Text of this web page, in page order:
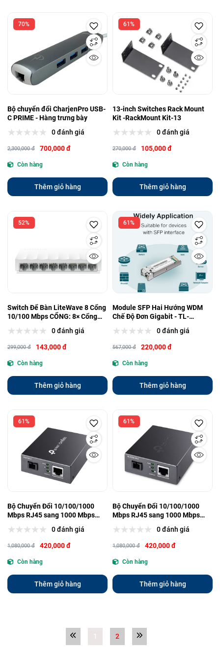
70%
Bộ chuyển đổi CharjenPro USB-
C PRIME - Hàng trưng bày
0 đánh giá
2,300,000 đ 700,000 đ
Còn hàng
Thêm giỏ hàng
61%
13-inch Switches Rack Mount
Kit -RackMount Kit-13
0 đánh giá
270,000 đ 105,000 đ
Còn hàng
Thêm giỏ hàng
52%
Switch Để Bàn LiteWave 8 Cổng
10/100 Mbps CỔNG: 8× Cổng
0 đánh giá
299,000 đ 143,000 đ
Còn hàng
Thêm giỏ hàng
61%
Module SFP Hai Hướng WDM
Chế Độ Đơn Gigabit - TL-
0 đánh giá
567,000 đ 220,000 đ
Còn hàng
Thêm giỏ hàng
61%
Bộ Chuyển Đổi 10/100/1000
Mbps RJ45 sang 1000 Mbps
TL-FC311B-200 đánh giá
1,080,000 đ 420,000 đ
Còn hàng
Thêm giỏ hàng
61%
Bộ Chuyển Đổi 10/100/1000
Mbps RJ45 sang 1000 Mbps
TL-FC311A-2
0 đánh giá
1,080,000 đ 420,000 đ
Còn hàng
Thêm giỏ hàng
1 2